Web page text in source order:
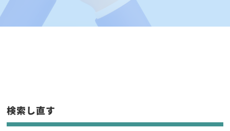
検索し直す